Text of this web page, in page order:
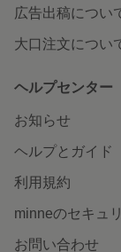
広告出稿につい
大口注文につい
ヘルプセンター
お知らせ
ヘルプとガイド
利用規約
minneのセキュ
お問い合わせ